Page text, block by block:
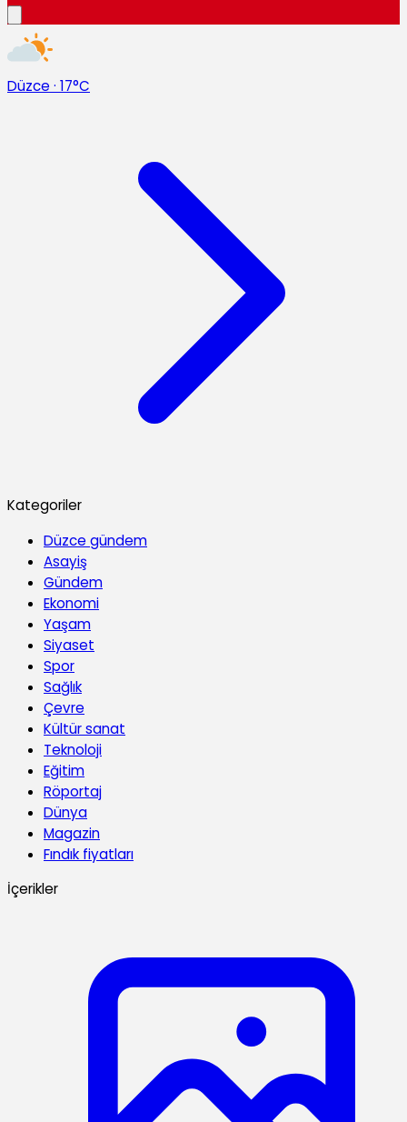
Düzce · 17°C
Kategoriler
Düzce gündem
Asayiş
Gündem
Ekonomi
Yaşam
Siyaset
Spor
Sağlık
Çevre
Kültür sanat
Teknoloji
Eğitim
Röportaj
Dünya
Magazin
Fındık fiyatları
İçerikler